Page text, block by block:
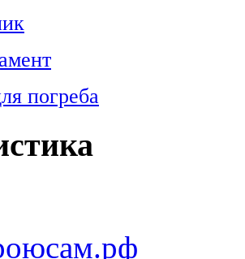
погреба